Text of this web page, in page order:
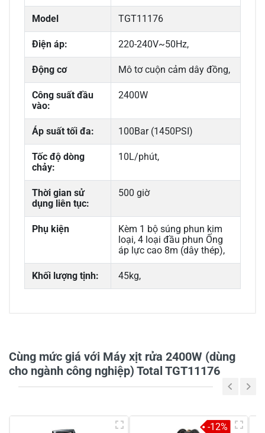
Model TGT11176
Điện áp: 220-240V~50Hz,
Động cơ Mô tơ cuộn cảm dây đồng,
Công suất đầu
vào:
2400W
Áp suất tối đa: 100Bar (1450PSI)
Tốc độ dòng
chảy:
10L/phút,
Thời gian sử
dụng liên tục:
500 giờ
Phụ kiện
Kèm 1 bộ súng phun kim
loại, 4 loại đầu phun Ống
áp lực cao 8m (dây thép),
Khối lượng tịnh: 45kg,
Cùng mức giá với Máy xịt rửa 2400W (dùng
cho ngành công nghiệp) Total TGT11176
-12%